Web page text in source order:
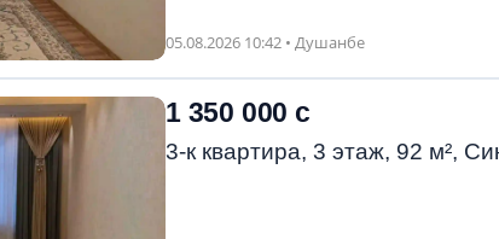
05.08.2026 10:42 • Душанбе
1 350 000 с
3-к квартира, 3 этаж, 92 м²,